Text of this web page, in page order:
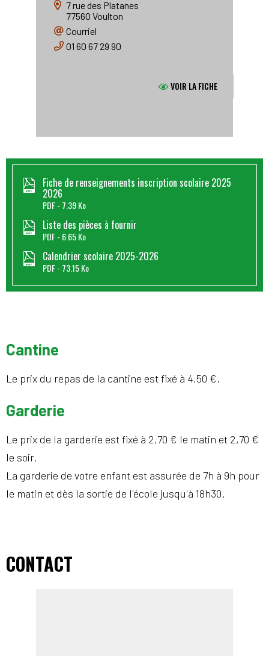
7 rue des Platanes
77560 Voulton
Courriel
01 60 67 29 90
VOIR LA FICHE
Fiche de renseignements inscription scolaire 2025
2026
PDF 7.39 Ko
Liste des pièces à fournir
PDF 6.65 Ko
Calendrier scolaire 2025-2026
PDF 73.15 Ko
Cantine
Le prix du repas de la cantine est fixé à 4,50 €.
Garderie
Le prix de la garderie est fixé à 2,70 € le matin et 2,70 €
le soir.
La garderie de votre enfant est assurée de 7h à 9h pour
le matin et dès la sortie de l'école jusqu'à 18h30.
CONTACT